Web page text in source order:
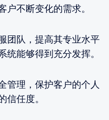
户不断变化的需求。
团队，提高其专业水平
统能够得到充分发挥。
管理，保护客户的个人
信任度。